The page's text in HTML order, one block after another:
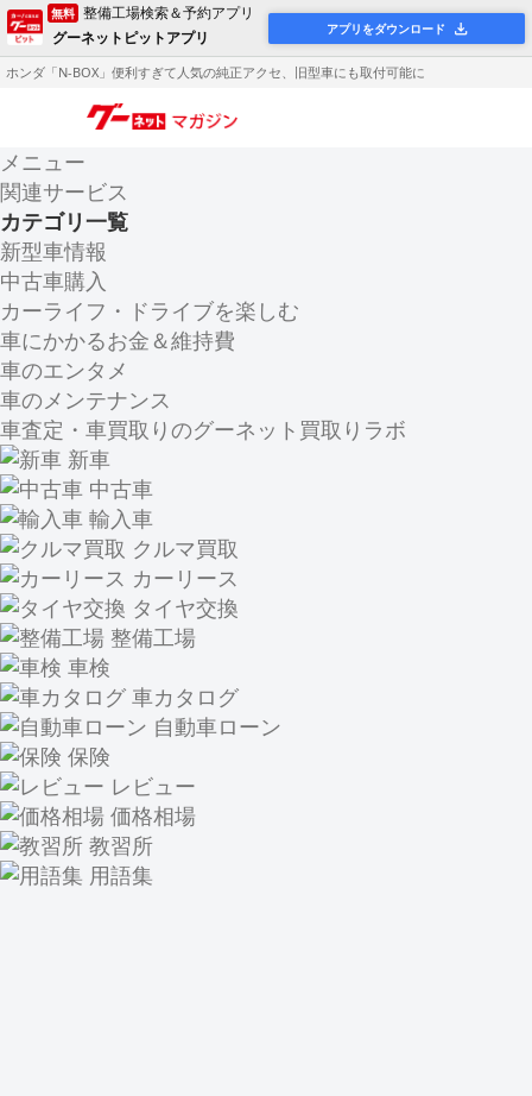
無料 整備工場検索＆予約アプリ
グーネットピットアプリ
アプリをダウンロード
ホンダ「N-BOX」便利すぎて人気の純正アクセ、旧型車にも取付可能に
メニュー
関連サービス
カテゴリ一覧
新型車情報
中古車購入
カーライフ・ドライブを楽しむ
車にかかるお金＆維持費
車のエンタメ
車のメンテナンス
車査定・車買取りのグーネット買取りラボ
新車
中古車
輸入車
クルマ買取
カーリース
タイヤ交換
整備工場
車検
車カタログ
自動車ローン
保険
レビュー
価格相場
教習所
用語集